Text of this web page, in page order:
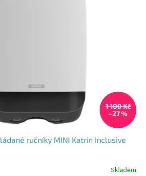
1 100 Kč
–27 %
ručníky MINI Katrin Inclusive
Skladem